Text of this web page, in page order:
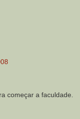
começar a faculdade.